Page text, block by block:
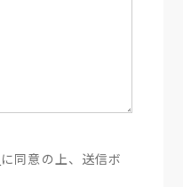
に同意の上、送信ボ